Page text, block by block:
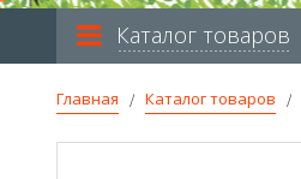
Каталог товаров
Главная Каталог товаров